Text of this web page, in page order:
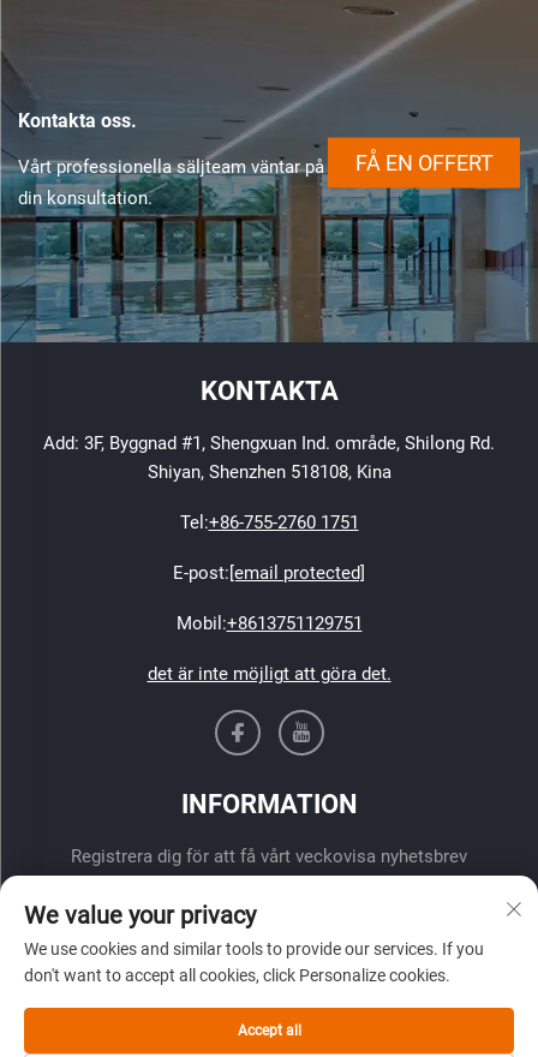
Kontakta oss.
Vårt professionella säljteam väntar på
din konsultation.
FÅ EN OFFERT
KONTAKTA
Add: 3F, Byggnad #1, Shengxuan Ind. område, Shilong Rd.
Shiyan, Shenzhen 518108, Kina
Tel:+86-755-2760 1751
E-post:[email protected]
Mobil:+8613751129751
det är inte möjligt att göra det.
INFORMATION
Registrera dig för att få vårt veckovisa nyhetsbrev
We value your privacy
We use cookies and similar tools to provide our services. If you
don't want to accept all cookies, click Personalize cookies.
Accept all